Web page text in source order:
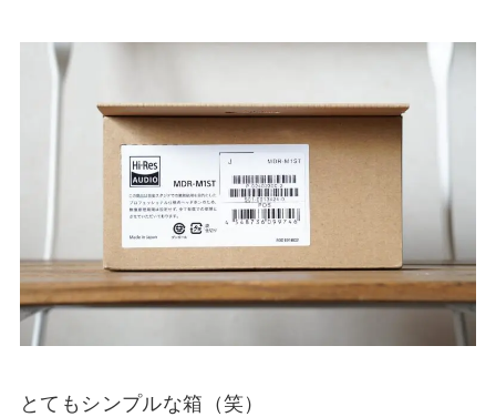
とてもシンプルな箱（笑）